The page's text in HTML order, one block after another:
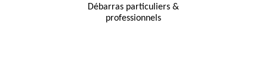
Débarras particuliers &
professionnels